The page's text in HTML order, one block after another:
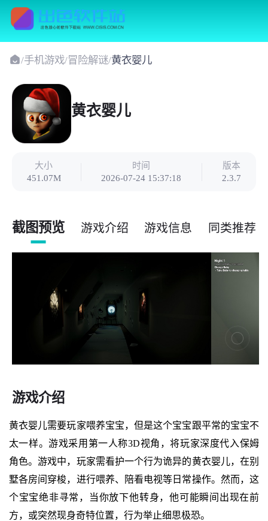
/手机游戏/冒险解谜/黄衣婴儿
黄衣婴儿
大小
451.07M
时间
2026-07-24 15:37:18
版本
2.3.7
截图预览 游戏介绍 游戏信息 同类推荐
游戏介绍
黄衣婴儿需要玩家喂养宝宝，但是这个宝宝跟平常的宝宝不
太一样。游戏采用第一人称3D视角，将玩家深度代入保姆
角色。游戏中，玩家需看护一个行为诡异的黄衣婴儿，在别
墅各房间穿梭，进行喂养、陪看电视等日常操作。然而，这
个宝宝绝非寻常，当你放下他转身，他可能瞬间出现在前
方，或突然现身奇特位置，行为举止细思极恐。